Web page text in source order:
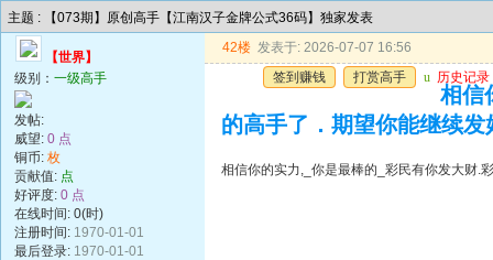
主题 : 【073期】原创高手【江南汉子金牌公式36码】独家发表
【世界】
级别： 一级高手
发帖:
威望: 0 点
铜币: 枚
贡献值: 点
好评度: 0 点
在线时间: 0(时)
注册时间: 1970-01-01
最后登录: 1970-01-01
42楼 发表于: 2026-07-07 16:56
签到赚钱
打赏高手 u 历史记录
相信
的高手了．期望你能继续发
相信你的实力,_你是最棒的_彩民有你发大财.